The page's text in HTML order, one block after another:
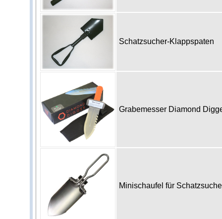
Schatzsucher-Klappspaten
Grabemesser Diamond
Minischaufel für